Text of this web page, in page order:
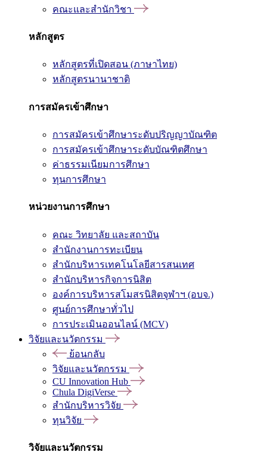
คณะและสำนักวิชา
หลักสูตร
หลักสูตรที่เปิดสอน (ภาษาไทย)
หลักสูตรนานาชาติ
การสมัครเข้าศึกษา
การสมัครเข้าศึกษาระดับปริญญาบัณฑิต
การสมัครเข้าศึกษาระดับบัณฑิตศึกษา
ค่าธรรมเนียมการศึกษา
ทุนการศึกษา
หน่วยงานการศึกษา
คณะ วิทยาลัย และสถาบัน
สำนักงานการทะเบียน
สำนักบริหารเทคโนโลยีสารสนเทศ
สำนักบริหารกิจการนิสิต
องค์การบริหารสโมสรนิสิตจุฬาฯ (อบจ.)
ศูนย์การศึกษาทั่วไป
การประเมินออนไลน์ (MCV)
วิจัยและนวัตกรรม
ย้อนกลับ
วิจัยและนวัตกรรม
CU Innovation Hub
Chula DigiVerse
สำนักบริหารวิจัย
ทุนวิจัย
วิจัยและนวัตกรรม